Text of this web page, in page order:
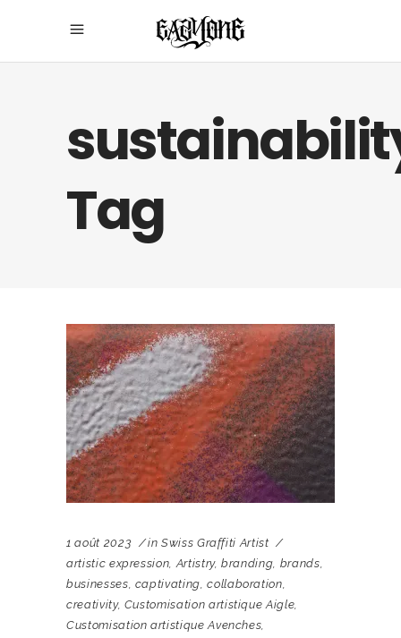
Tag
1 août 2023 in Swiss Graffiti Artist
artistic expression,Artistry,branding, brands,
businesses, captivating,collaboration,
creativity, Customisation artistique Aigle,
Customisation artistique Avenches,